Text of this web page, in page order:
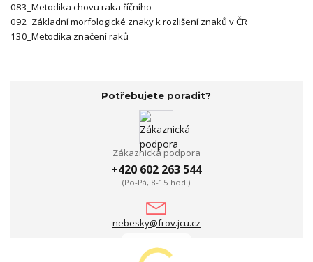
083_Metodika chovu raka říčního
092_Základní morfologické znaky k rozlišení znaků v ČR
130_Metodika značení raků
Potřebujete poradit?
Zákaznická podpora
+420 602 263 544
(Po-Pá, 8-15 hod.)
nebesky@frov.jcu.cz